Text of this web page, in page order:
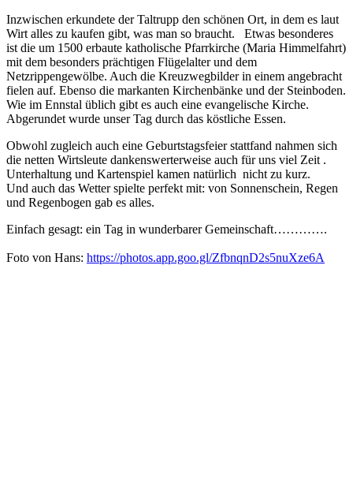
Inzwischen erkundete der Taltrupp den schönen Ort, in dem es laut
Wirt alles zu kaufen gibt, was man so braucht. Etwas besonderes
ist die um 1500 erbaute katholische Pfarrkirche (Maria Himmelfahrt)
mit dem besonders prächtigen Flügelalter und dem
Netzrippengewölbe. Auch die Kreuzwegbilder in einem angebracht
fielen auf. Ebenso die markanten Kirchenbänke und der Steinboden.
Wie im Ennstal üblich gibt es auch eine evangelische Kirche.
Abgerundet wurde unser Tag durch das köstliche Essen.
Obwohl zugleich auch eine Geburtstagsfeier stattfand nahmen sich
die netten Wirtsleute dankenswerterweise auch für uns viel Zeit .
Unterhaltung und Kartenspiel kamen natürlich nicht zu kurz.
Und auch das Wetter spielte perfekt mit: von Sonnenschein, Regen
und Regenbogen gab es alles.
Einfach gesagt: ein Tag in wunderbarer Gemeinschaft………….
Foto von Hans: https://photos.app.goo.gl/ZfbnqnD2s5nuXze6A